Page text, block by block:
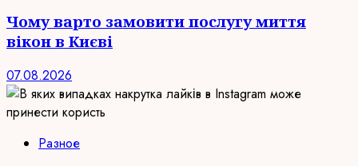
Чому варто замовити послугу миття
вікон в Києві
07.08.2026
Разное